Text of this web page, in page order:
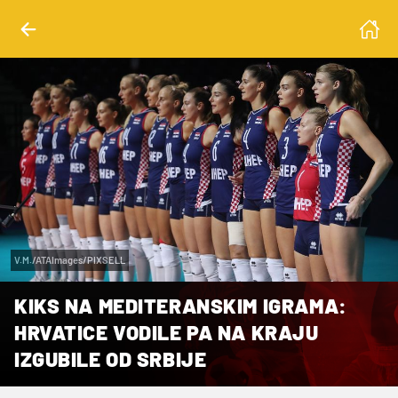
V.M./ATAImages/PIXSELL
KIKS NA MEDITERANSKIM IGRAMA:
HRVATICE VODILE PA NA KRAJU
IZGUBILE OD SRBIJE